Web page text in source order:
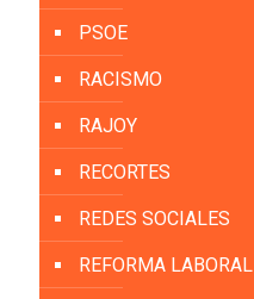
PSOE
RACISMO
RAJOY
RECORTES
REDES SOCIALES
REFORMA LABORAL